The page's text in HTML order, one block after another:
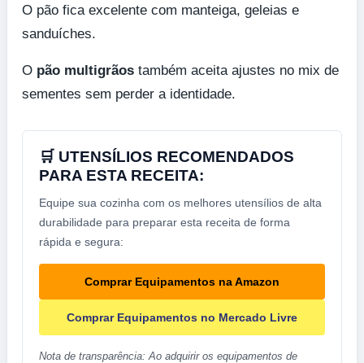
O pão fica excelente com manteiga, geleias e
sanduíches.
O pão multigrãos também aceita ajustes no mix de
sementes sem perder a identidade.
🛒 UTENSÍLIOS RECOMENDADOS
PARA ESTA RECEITA:
Equipe sua cozinha com os melhores utensílios de alta
durabilidade para preparar esta receita de forma
rápida e segura:
Comprar Equipamentos na Amazon
Comprar Equipamentos no Mercado Livre
Nota de transparência: Ao adquirir os equipamentos de